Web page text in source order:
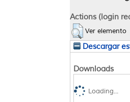
Actions (login
Ver elemento
Descargar
Downloads
Loading...